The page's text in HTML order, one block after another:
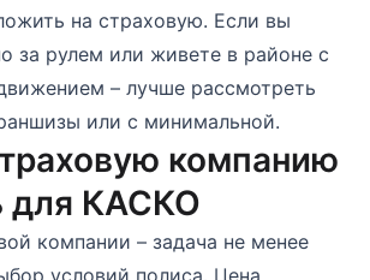
на страховую. Если вы
за рулем или живете в районе с
– лучше рассмотреть
или с минимальной.
компанию
для КАСКО
компании – задача не менее
условий полиса. Цена